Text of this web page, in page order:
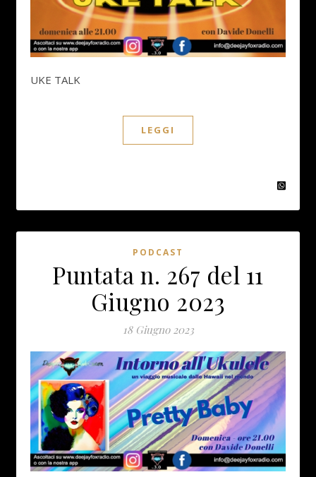
UKE TALK
LEGGI
PODCAST
Puntata n. 267 del 11
Giugno 2023
18 Giugno 2023